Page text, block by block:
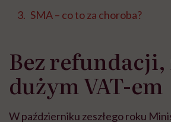
SMA – co to za choroba?
Bez refundacji,
dużym VAT-em
W październiku zeszłego roku